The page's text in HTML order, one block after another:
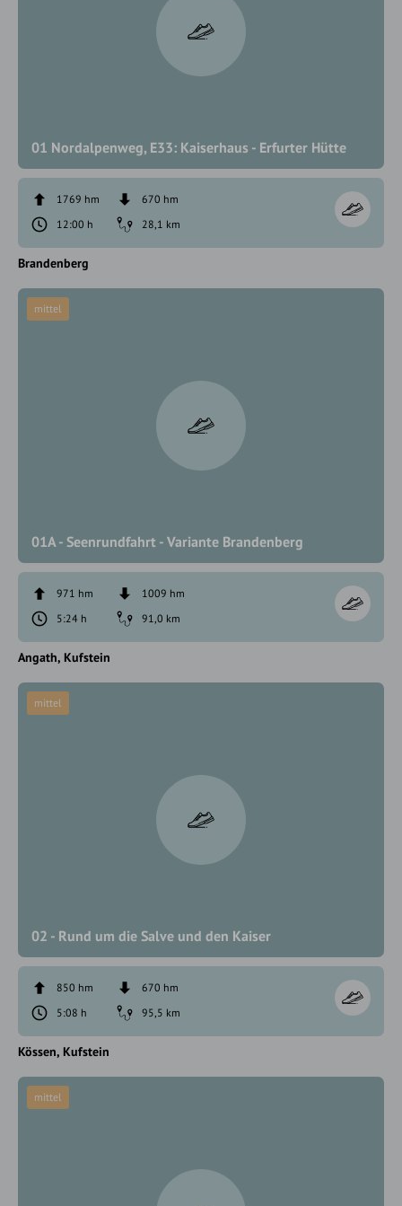
01 Nordalpenweg, E33: Kaiserhaus - Erfurter Hütte
1769 hm
670 hm
12:00 h
28,1 km
Brandenberg
01A - Seenrundfahrt - Variante Brandenberg
mittel
971 hm
1009 hm
5:24 h
91,0 km
Angath Kufstein
02 - Rund um die Salve und den Kaiser
mittel
850 hm
670 hm
5:08 h
95,5 km
Kössen Kufstein
mittel